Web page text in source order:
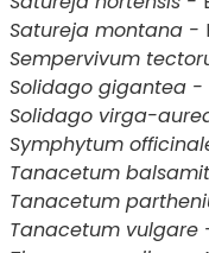
Satureja montana -
Sempervivum
Solidago gigantea -
Solidago virga-
Symphytum
Tanacetum
Tanacetum
Tanacetum vulgare